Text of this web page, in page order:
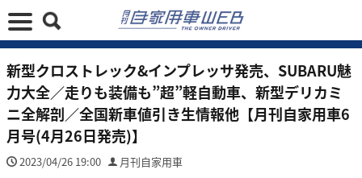
新型クロストレック&インプレッサ発売、SUBARU魅
力大全／走りも装備も”超”軽自動車、新型デリカミ
ニ全解剖／全国新車値引き生情報他【月刊自家用車6
月号(4月26日発売)】
2023/04/26 19:00 月刊自家用車